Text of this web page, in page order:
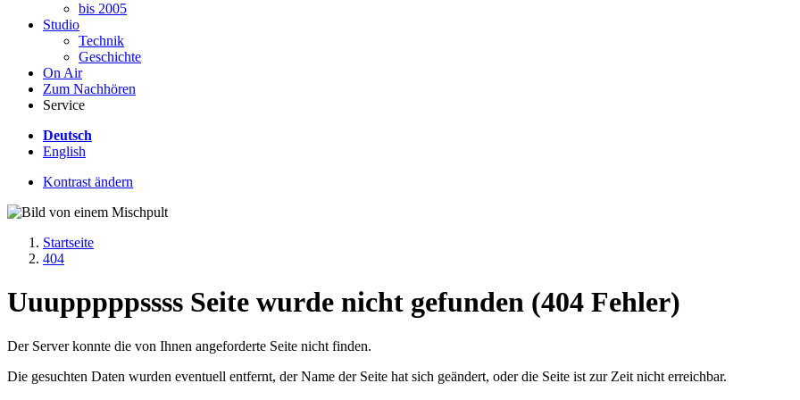
bis 2005
Studio
Technik
Geschichte
On Air
Zum Nachhören
Service
Deutsch
English
Kontrast ändern
Startseite
404
Uuupppppssss Seite wurde nicht gefunden (404 Fehler)
Der Server konnte die von Ihnen angeforderte Seite nicht finden.
Die gesuchten Daten wurden eventuell entfernt, der Name der Seite hat sich geändert, oder die Seite ist zur Zeit nicht erreichbar.